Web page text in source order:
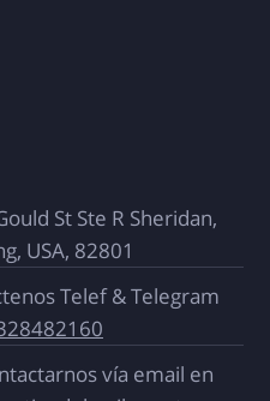
St Ste R Sheridan,
USA, 82801
Telef & Telegram
vía email en